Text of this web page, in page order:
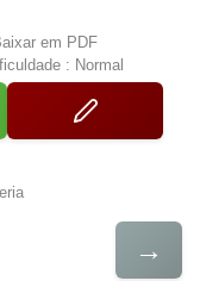
em PDF
: Normal
→